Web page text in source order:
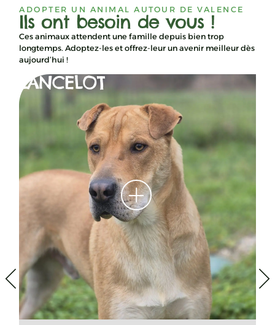
ADOPTER UN ANIMAL AUTOUR DE VALENCE
Ils ont besoin de vous !
Ces animaux attendent une famille depuis bien trop
longtemps. Adoptez-les et offrez-leur un avenir meilleur dès
aujourd’hui !
LANCELOT